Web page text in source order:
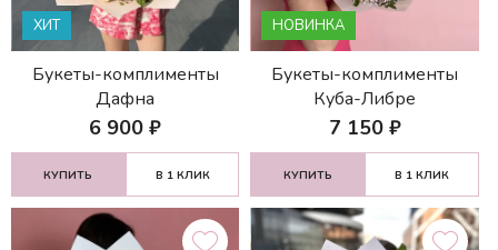
ХИТ
Букеты-комплименты
Дафна
6 900 ₽
КУПИТЬ В 1 КЛИК
НОВИНКА
Букеты-комплименты
Куба-Либре
7 150₽
КУПИТЬ В 1 КЛИК